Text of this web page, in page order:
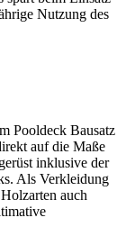
Nutzung des
Pooldeck Bausatz
auf die Maße
inklusive der
Als Verkleidung
auch